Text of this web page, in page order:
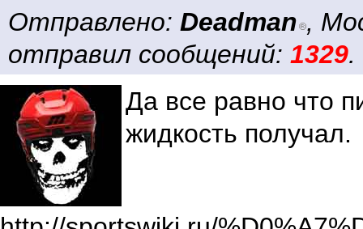
Отправлено: Deadman ,
отправил сообщений: 1329.
Да все равно что
жидкость получал.